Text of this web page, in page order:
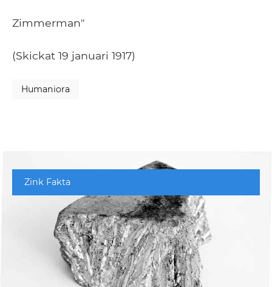
Zimmerman"
(Skickat 19 januari 1917)
Humaniora
Zink Fakta